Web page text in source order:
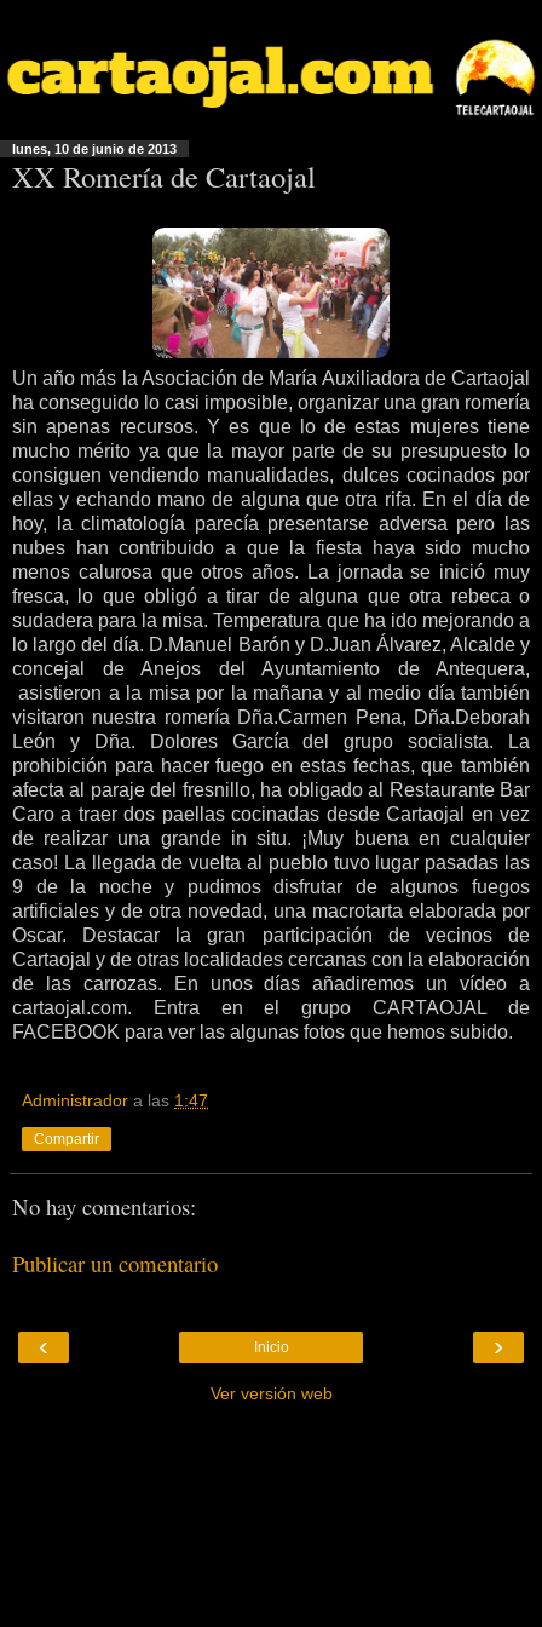
lunes, 10 de junio de 2013
XX Romería de Cartaojal
Un año más la Asociación de María Auxiliadora de Cartaojal
ha conseguido lo casi imposible, organizar una gran romería
sin apenas recursos. Y es que lo de estas mujeres tiene
mucho mérito ya que la mayor parte de su presupuesto lo
consiguen vendiendo manualidades, dulces cocinados por
ellas y echando mano de alguna que otra rifa. En el día de
hoy, la climatología parecía presentarse adversa pero las
nubes han contribuido a que la fiesta haya sido mucho
menos calurosa que otros años. La jornada se inició muy
fresca, lo que obligó a tirar de alguna que otra rebeca o
sudadera para la misa. Temperatura que ha ido mejorando a
lo largo del día. D.Manuel Barón y D.Juan Álvarez, Alcalde y
concejal de Anejos del Ayuntamiento de Antequera,
asistieron a la misa por la mañana y al medio día también
visitaron nuestra romería Dña.Carmen Pena, Dña.Deborah
León y Dña. Dolores García del grupo socialista. La
prohibición para hacer fuego en estas fechas, que también
afecta al paraje del fresnillo, ha obligado al Restaurante Bar
Caro a traer dos paellas cocinadas desde Cartaojal en vez
de realizar una grande in situ. ¡Muy buena en cualquier
caso! La llegada de vuelta al pueblo tuvo lugar pasadas las
9 de la noche y pudimos disfrutar de algunos fuegos
artificiales y de otra novedad, una macrotarta elaborada por
Oscar. Destacar la gran participación de vecinos de
Cartaojal y de otras localidades cercanas con la elaboración
de las carrozas. En unos días añadiremos un vídeo a
cartaojal.com. Entra en el grupo CARTAOJAL de
FACEBOOK para ver las algunas fotos que hemos subido.
Administrador a las 1:47
Compartir
No hay comentarios:
Publicar un comentario
‹ ›
Inicio
Ver versión web